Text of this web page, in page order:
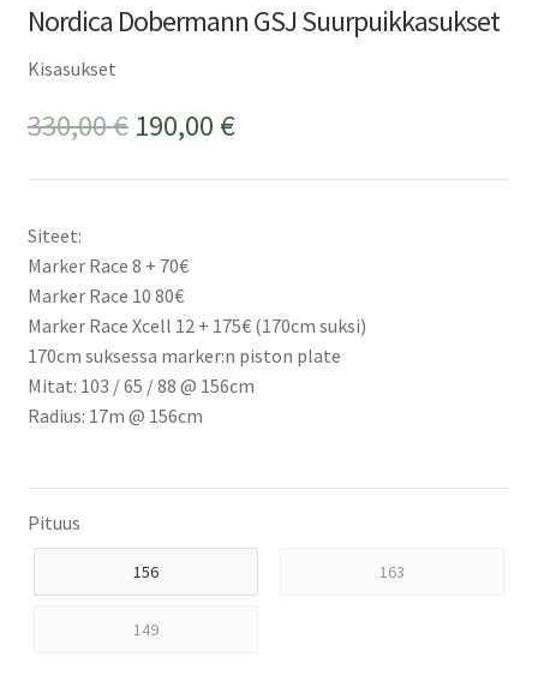
Nordica Dobermann GSJ Suurpuikkasukset
Kisasukset
330,00€ Alkuperäinen
hinta
330,00 €.
190,00 €Nykyinen
hinta
Siteet:
Marker Race 8 + 70€
Marker Race 10 80€
Marker Race Xcell 12 + 175€ (170cm suksi)
170cm suksessa marker:n piston plate
Mitat: 103 / 65 / 88 @ 156cm
Radius: 17m @ 156cm
Pituus
156 163
149